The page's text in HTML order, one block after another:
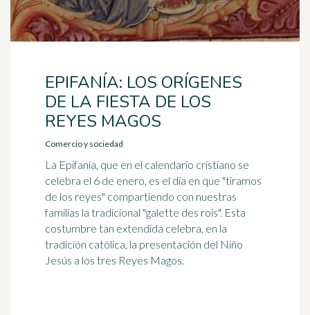
EPIFANÍA: LOS ORÍGENES
DE LA FIESTA DE LOS
REYES MAGOS
Comercio y sociedad
La Epifanía, que en el calendario cristiano se
celebra el 6 de enero, es el día en que "tiramos
de los reyes" compartiendo con nuestras
familias la tradicional "galette des rois". Esta
costumbre tan extendida celebra, en la
tradición católica, la presentación del Niño
Jesús a los tres Reyes Magos.